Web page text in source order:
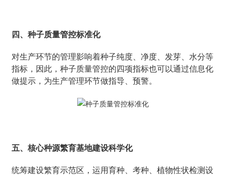
四、种子质量管控标准化
对生产环节的管理影响着种子纯度、净度、发芽、水分等
指标，因此，种子质量管控的四项指标也可以通过信息化
做提示，为生产管理环节做指导、预警。
五、核心种源繁育基地建设科学化
统筹建设繁育示范区，运用育种、考种、植物性状检测设